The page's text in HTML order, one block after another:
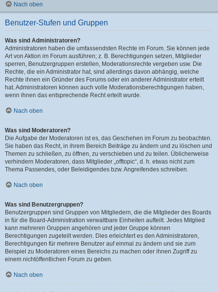
Nach oben
Benutzer-Stufen und Gruppen
Was sind Administratoren?
Administratoren haben die umfassendsten Rechte im Forum. Sie können jede
Art von Aktion im Forum ausführen; z. B. Berechtigungen setzen, Mitglieder
sperren, Benutzergruppen erstellen, Moderationsrechte vergeben usw. Die
Rechte, die ein Administrator hat, sind allerdings davon abhängig, welche
Rechte ihnen ein Gründer des Forums oder ein anderer Administrator erteilt
hat. Administratoren können auch volle Moderationsberechtigungen haben,
wenn ihnen das entsprechende Recht erteilt wurde.
Nach oben
Was sind Moderatoren?
Die Aufgabe der Moderatoren ist es, das Geschehen im Forum zu beobachten.
Sie haben das Recht, in ihrem Bereich Beiträge zu ändern und zu löschen und
Themen zu schließen, zu öffnen, zu verschieben und zu teilen. Üblicherweise
verhindern Moderatoren, dass Mitglieder „offtopic“, d. h. etwas nicht zum
Thema Passendes, oder Beleidigendes bzw. Angreifendes schreiben.
Nach oben
Was sind Benutzergruppen?
Benutzergruppen sind Gruppen von Mitgliedern, die die Mitglieder des Boards
in für die Board-Administration verwaltbare Einheiten aufteilt. Jedes Mitglied
kann mehreren Gruppen angehören und jeder Gruppe können
Berechtigungen zugeteilt werden. Dies erleichtert es den Administratoren,
Berechtigungen für mehrere Benutzer auf einmal zu ändern und sie zum
Beispiel zu Moderatoren eines Bereichs zu machen oder ihnen Zugriff zu
einem nichtöffentlichen Forum zu geben.
Nach oben